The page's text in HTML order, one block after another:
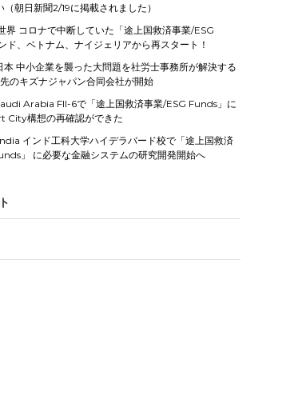
（朝日新聞2/19に掲載されました）
コロナで中断していた「途上国救済事業/ESG
ド、ベトナム、ナイジェリアから再スタート！
中小企業を襲った大問題を社労士事務所が解決する
のキズナジャパン合同会社が開始
Arabia FII-6で「途上国救済事業/ESG Funds」に
City構想の再確認ができた
インド工科大学ハイデラバード校で「途上国救済
」 に必要な金融システムの研究開発開始へ